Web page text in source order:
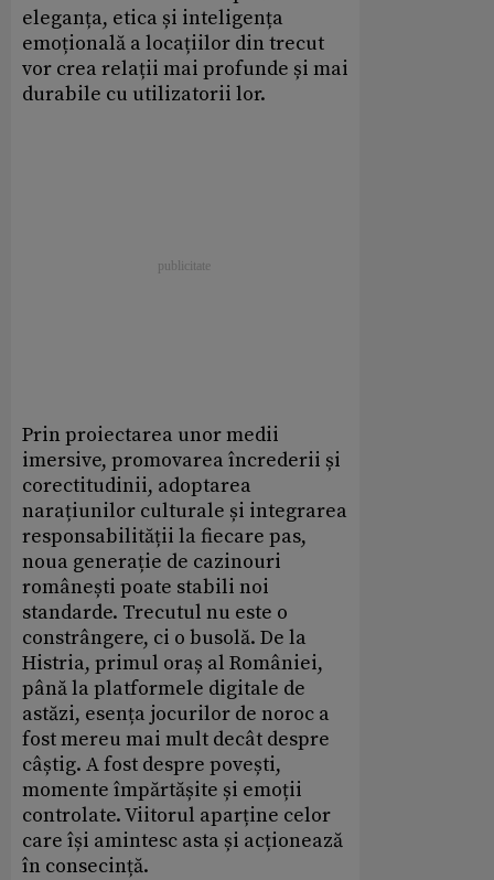
eleganța, etica și inteligența
emoțională a locațiilor din trecut
vor crea relații mai profunde și mai
durabile cu utilizatorii lor.
Prin proiectarea unor medii
imersive, promovarea încrederii și
corectitudinii, adoptarea
narațiunilor culturale și integrarea
responsabilității la fiecare pas,
noua generație de cazinouri
românești poate stabili noi
standarde. Trecutul nu este o
constrângere, ci o busolă. De la
Histria, primul oraș al României,
până la platformele digitale de
astăzi, esența jocurilor de noroc a
fost mereu mai mult decât despre
câștig. A fost despre povești,
momente împărtășite și emoții
controlate. Viitorul aparține celor
care își amintesc asta și acționează
în consecință.